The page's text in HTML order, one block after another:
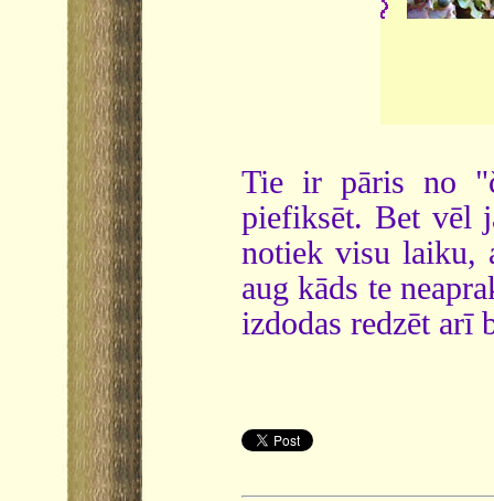
Tie ir pāris no
piefiksēt. Bet vēl
notiek visu laiku,
aug kāds te
izdodas redzēt arī